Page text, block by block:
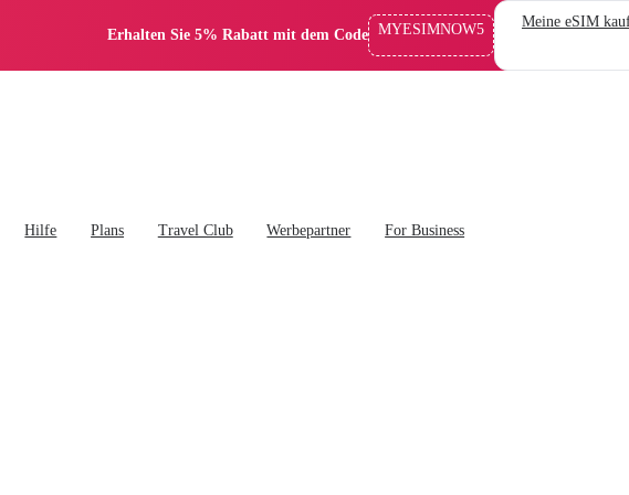
Erhalten Sie 5% Rabatt mit dem Code MYESIMNOW5 Meine eSIM
Hilfe Plans Travel Club Werbepartner For Business